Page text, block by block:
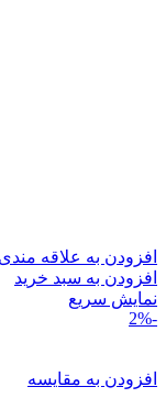
افزودن به علاقه مندی
افزودن به سبد خرید
نمایش سریع
-2%
افزودن به مقایسه